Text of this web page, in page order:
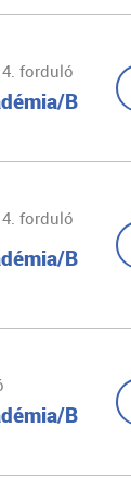
forduló
B
forduló
B
B